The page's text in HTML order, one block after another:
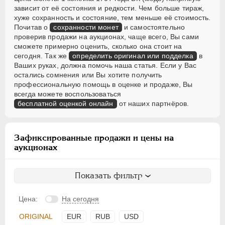
зависит от её состояния и редкости. Чем больше тираж,
хуже сохранность и состояние, тем меньше её стоимость.
Почитав о сохранности монет и самостоятельно
проверив продажи на аукционах, чаще всего, Вы сами
сможете примерно оценить, сколько она стоит на
сегодня. Так же определить оригинал или подделка в
Ваших руках, должна помочь наша статья. Если у Вас
остались сомнения или Вы хотите получить
профессиональную помощь в оценке и продаже, Вы
всегда можете воспользоваться
бесплатной оценкой онлайн от наших партнёров.
Зафиксированные продажи и цены на
аукционах
Показать фильтр
Цена: На сегодня
ORIGINAL EUR RUB USD